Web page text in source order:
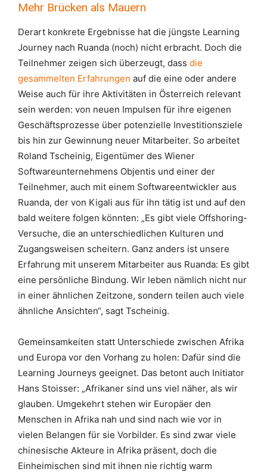
Mehr Brücken als Mauern
Derart konkrete Ergebnisse hat die jüngste Learning
Journey nach Ruanda (noch) nicht erbracht. Doch die
Teilnehmer zeigen sich überzeugt, dass die
gesammelten Erfahrungen auf die eine oder andere
Weise auch für ihre Aktivitäten in Österreich relevant
sein werden: von neuen Impulsen für ihre eigenen
Geschäftsprozesse über potenzielle Investitionsziele
bis hin zur Gewinnung neuer Mitarbeiter. So arbeitet
Roland Tscheinig, Eigentümer des Wiener
Softwareunternehmens Objentis und einer der
Teilnehmer, auch mit einem Softwareentwickler aus
Ruanda, der von Kigali aus für ihn tätig ist und auf den
bald weitere folgen könnten: „Es gibt viele Offshoring-
Versuche, die an unterschiedlichen Kulturen und
Zugangsweisen scheitern. Ganz anders ist unsere
Erfahrung mit unserem Mitarbeiter aus Ruanda: Es gibt
eine persönliche Bindung. Wir leben nämlich nicht nur
in einer ähnlichen Zeitzone, sondern teilen auch viele
ähnliche Ansichten“, sagt Tscheinig.
Gemeinsamkeiten statt Unterschiede zwischen Afrika
und Europa vor den Vorhang zu holen: Dafür sind die
Learning Journeys geeignet. Das betont auch Initiator
Hans Stoisser: „Afrikaner sind uns viel näher, als wir
glauben. Umgekehrt stehen wir Europäer den
Menschen in Afrika nah und sind nach wie vor in
vielen Belangen für sie Vorbilder. Es sind zwar viele
chinesische Akteure in Afrika präsent, doch die
Einheimischen sind mit ihnen nie richtig warm